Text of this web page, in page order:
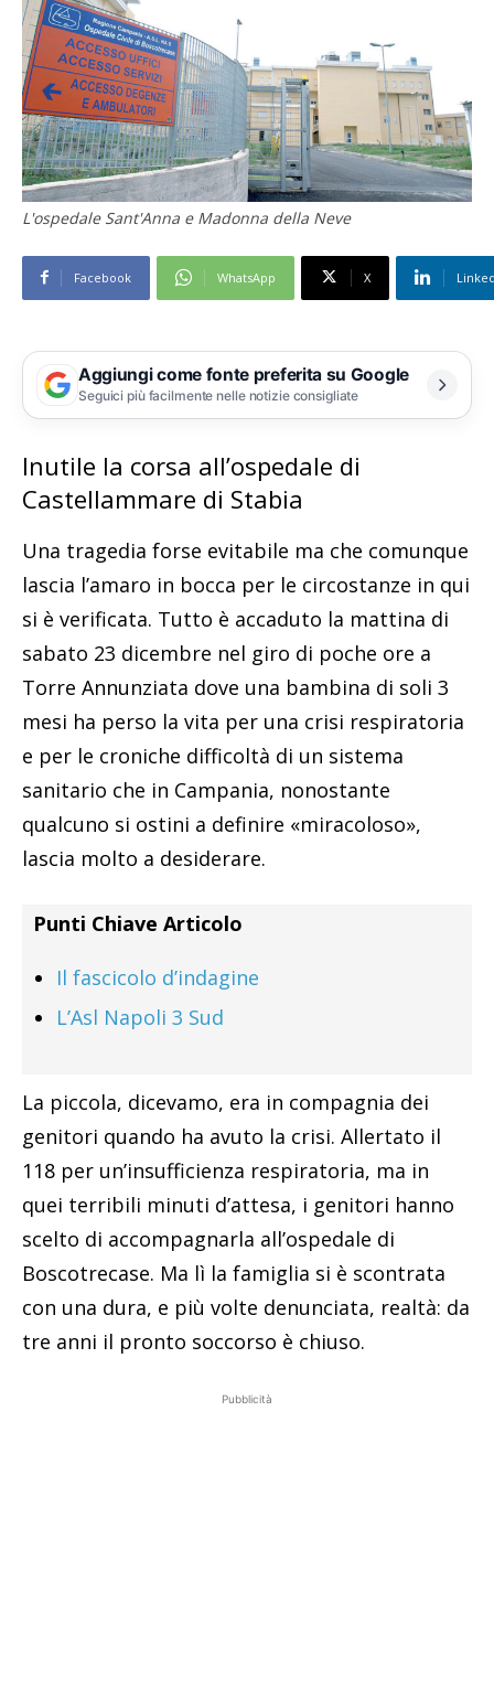
L'ospedale Sant'Anna e Madonna della Neve
Facebook WhatsApp X
Aggiungi come fonte preferita su Google
Seguici più facilmente nelle notizie consigliate
Inutile la corsa all’ospedale di
Castellammare di Stabia
Una tragedia forse evitabile ma che comunque
lascia l’amaro in bocca per le circostanze in qui
si è verificata. Tutto è accaduto la mattina di
sabato 23 dicembre nel giro di poche ore a
Torre Annunziata dove una bambina di soli 3
mesi ha perso la vita per una crisi respiratoria
e per le croniche difficoltà di un sistema
sanitario che in Campania, nonostante
qualcuno si ostini a definire «miracoloso»,
lascia molto a desiderare.
Punti Chiave Articolo
Il fascicolo d’indagine
L’Asl Napoli 3 Sud
La piccola, dicevamo, era in compagnia dei
genitori quando ha avuto la crisi. Allertato il
118 per un’insufficienza respiratoria, ma in
quei terribili minuti d’attesa, i genitori hanno
scelto di accompagnarla all’ospedale di
Boscotrecase. Ma lì la famiglia si è scontrata
con una dura, e più volte denunciata, realtà: da
tre anni il pronto soccorso è chiuso.
Pubblicità